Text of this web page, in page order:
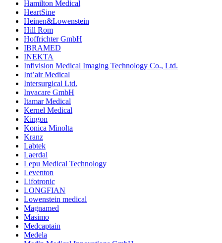
Hamilton Medical
HeartSine
Heinen&Lowenstein
Hill Rom
Hoffrichter GmbH
IBRAMED
INEKTA
Infivision Medical Imaging Technology Co., Ltd.
Int’air Medical
Intersurgical Ltd.
Invacare GmbH
Itamar Medical
Kernel Medical
Kingon
Konica Minolta
Kranz
Labtek
Laerdal
Lepu Medical Technology
Leventon
Lifotronic
LONGFIAN
Lowenstein medical
Magnamed
Masimo
Medcaptain
Medela